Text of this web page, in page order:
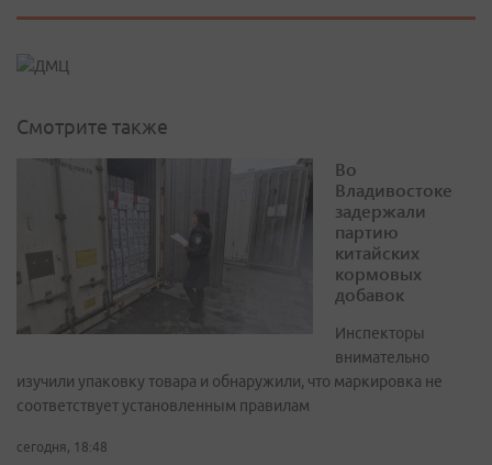
Смотрите также
Во
Владивостоке
задержали
партию
китайских
кормовых
добавок
Инспекторы
внимательно
изучили упаковку товара и обнаружили, что маркировка не
соответствует установленным правилам
сегодня, 18:48